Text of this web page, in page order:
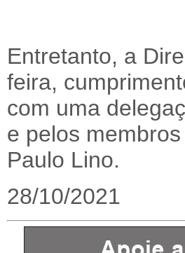
Entretanto, a
feira,
com uma
e pelos
Paulo Lino.
28/10/2021